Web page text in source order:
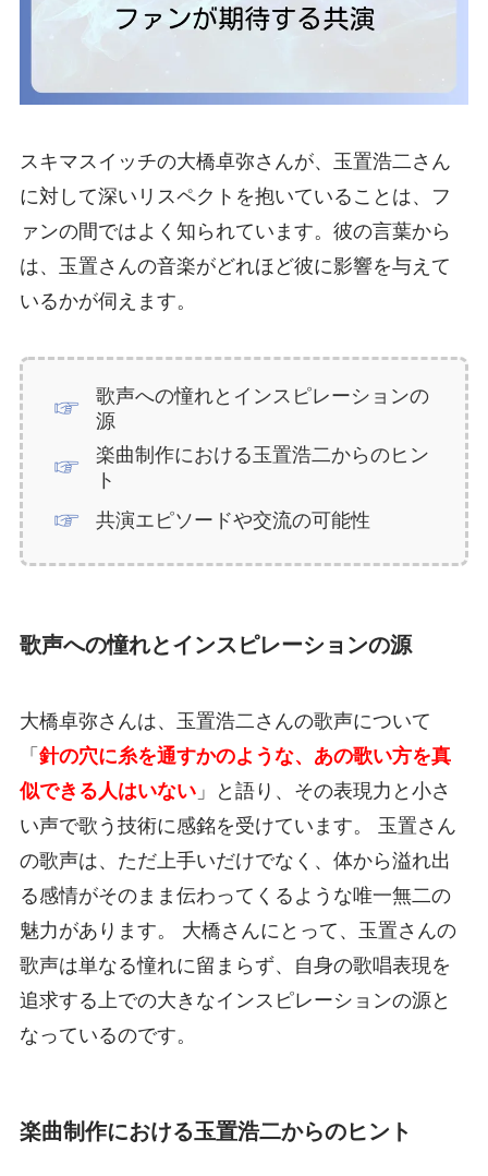
スキマスイッチの大橋卓弥さんが、玉置浩二さん
に対して深いリスペクトを抱いていることは、フ
ァンの間ではよく知られています。彼の言葉から
は、玉置さんの音楽がどれほど彼に影響を与えて
いるかが伺えます。
歌声への憧れとインスピレーションの
源
楽曲制作における玉置浩二からのヒン
ト
共演エピソードや交流の可能性
歌声への憧れとインスピレーションの源
大橋卓弥さんは、玉置浩二さんの歌声について
「 針の穴に糸を通すかのような、あの歌い方を真
似できる人はいない」と語り、その表現力と小さ
い声で歌う技術に感銘を受けています。 玉置さん
の歌声は、ただ上手いだけでなく、体から溢れ出
る感情がそのまま伝わってくるような唯一無二の
魅力があります。 大橋さんにとって、玉置さんの
歌声は単なる憧れに留まらず、自身の歌唱表現を
追求する上での大きなインスピレーションの源と
なっているのです。
楽曲制作における玉置浩二からのヒント